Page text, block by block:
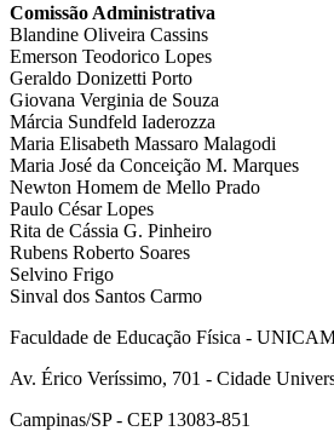
Comissão Administrativa
Blandine Oliveira Cassins
Emerson Teodorico Lopes
Geraldo Donizetti Porto
Giovana Verginia de Souza
Márcia Sundfeld Iaderozza
Maria Elisabeth Massaro Malagodi
Maria José da Conceição M. Marques
Newton Homem de Mello Prado
Paulo César Lopes
Rita de Cássia G. Pinheiro
Rubens Roberto Soares
Selvino Frigo
Sinval dos Santos Carmo
Faculdade de Educação Física -
Av. Érico Veríssimo, 701 - Cidade
Campinas/SP - CEP 13083-851